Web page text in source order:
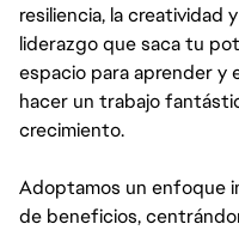
resiliencia, la creatividad
liderazgo que saca tu
espacio para aprender y
hacer un trabajo
crecimiento.
Adoptamos un enfoque
de beneficios,